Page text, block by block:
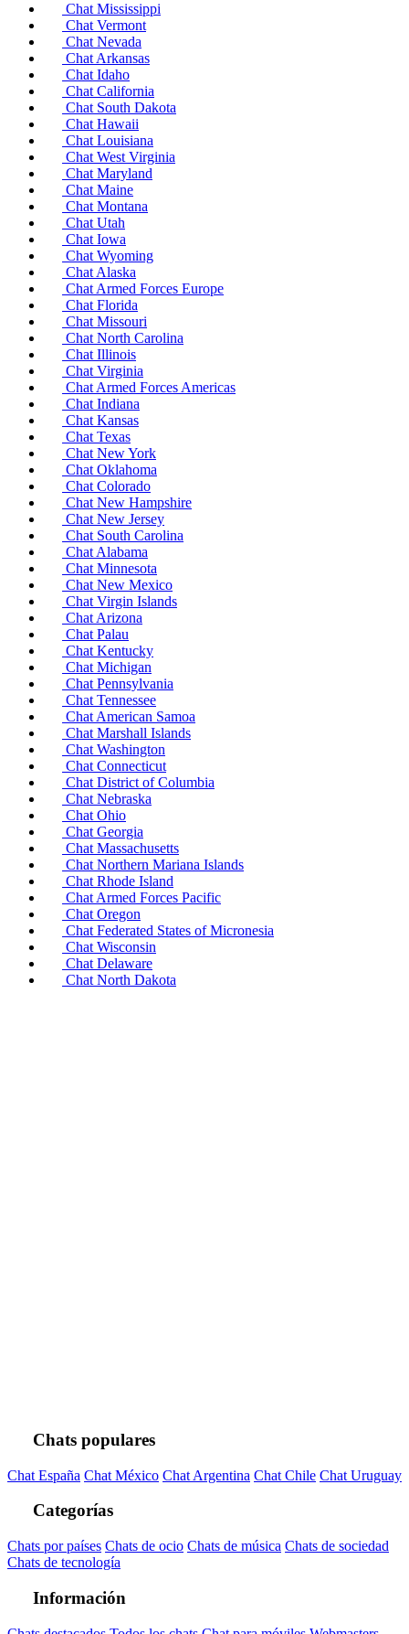
Chat Mississippi
Chat Vermont
Chat Nevada
Chat Arkansas
Chat Idaho
Chat California
Chat South Dakota
Chat Hawaii
Chat Louisiana
Chat West Virginia
Chat Maryland
Chat Maine
Chat Montana
Chat Utah
Chat Iowa
Chat Wyoming
Chat Alaska
Chat Armed Forces Europe
Chat Florida
Chat Missouri
Chat North Carolina
Chat Illinois
Chat Virginia
Chat Armed Forces Americas
Chat Indiana
Chat Kansas
Chat Texas
Chat New York
Chat Oklahoma
Chat Colorado
Chat New Hampshire
Chat New Jersey
Chat South Carolina
Chat Alabama
Chat Minnesota
Chat New Mexico
Chat Virgin Islands
Chat Arizona
Chat Palau
Chat Kentucky
Chat Michigan
Chat Pennsylvania
Chat Tennessee
Chat American Samoa
Chat Marshall Islands
Chat Washington
Chat Connecticut
Chat District of Columbia
Chat Nebraska
Chat Ohio
Chat Georgia
Chat Massachusetts
Chat Northern Mariana Islands
Chat Rhode Island
Chat Armed Forces Pacific
Chat Oregon
Chat Federated States of Micronesia
Chat Wisconsin
Chat Delaware
Chat North Dakota
Chats populares
Chat España Chat México Chat Argentina Chat Chile Chat Uruguay
Categorías
Chats por países Chats de ocio Chats de música Chats de sociedad
Chats de tecnología
Información